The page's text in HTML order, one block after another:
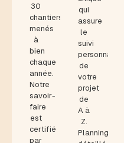
30
chantiers
menés
à
bien
chaque
année.
Notre
savoir-
faire
est
certifié
par
qui
assure
le
suivi
personnalisé
de
votre
projet
de
A à
Z.
Planning